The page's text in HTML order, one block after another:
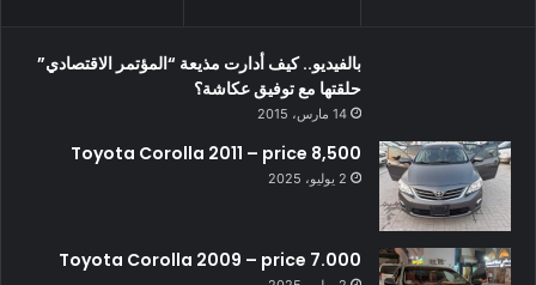
بالفيديو.. كيف أدارت مذيعة “المؤتمر الاقتصادي”
حلقتها مع توفيق عكاشة؟
14 مارس، 2015
Toyota Corolla 2011 – price 8,500
2 يوليو، 2025
Toyota Corolla 2009 – price 7.000